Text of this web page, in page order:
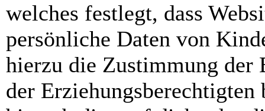
welches festlegt, dass
persönliche Daten von
hierzu die Zustimmung der
der